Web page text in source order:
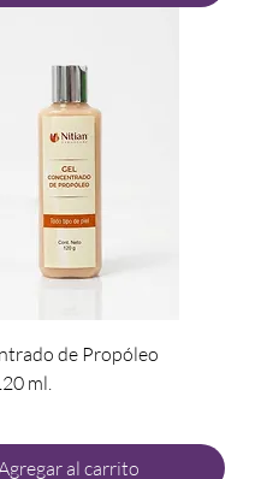
de Propóleo
ml.
al carrito